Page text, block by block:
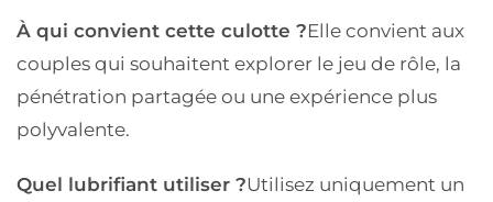
À qui convient cette culotte ?Elle convient aux
couples qui souhaitent explorer le jeu de rôle, la
pénétration partagée ou une expérience plus
polyvalente.
Quel lubrifiant utiliser ?Utilisez uniquement un